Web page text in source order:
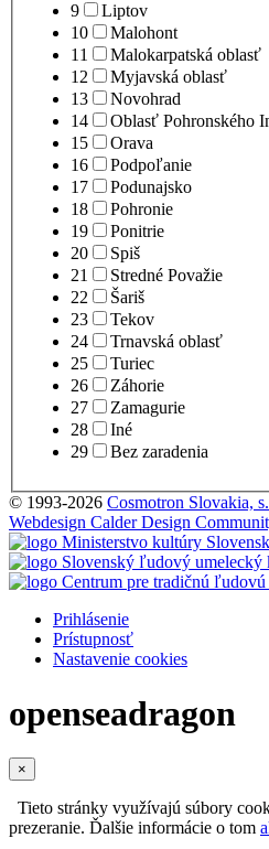
9
Liptov
10
Malohont
11
Malokarpatská oblasť
12
Myjavská oblasť
13
Novohrad
14
Oblasť Pohronského
15
Orava
16
Podpoľanie
17
Podunajsko
18
Pohronie
19
Ponitrie
20
Spiš
21
Stredné Považie
22
Šariš
23
Tekov
24
Trnavská oblasť
25
Turiec
26
Záhorie
27
Zamagurie
28
Iné
29
Bez zaradenia
© 1993-2026 Cosmotron Slovakia,
Webdesign Calder Design
Prihlásenie
Prístupnosť
Nastavenie cookies
openseadragon
×
Tieto stránky využívajú súbory
prezeranie. Ďalšie informácie o tom